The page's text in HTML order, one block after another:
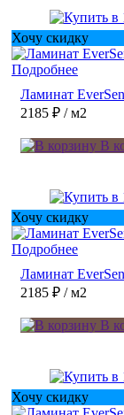
Хочу скидку
Подробнее
Ламинат
2185 ₽ / м2
В
Хочу скидку
Подробнее
Ламинат
2185 ₽ / м2
В
Хочу скидку